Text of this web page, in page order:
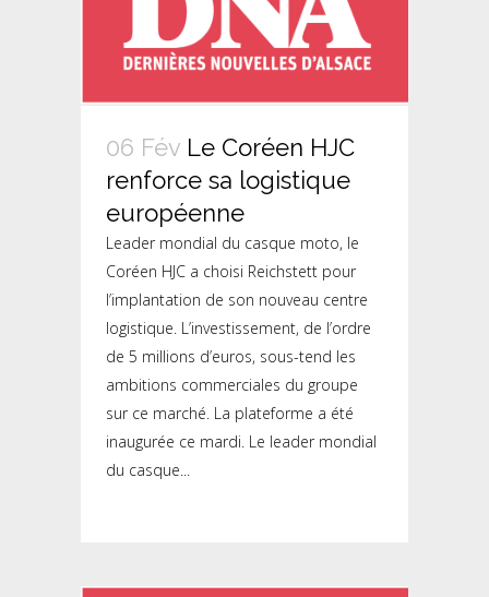
06 Fév Le Coréen HJC
renforce sa logistique
européenne
Leader mondial du casque moto, le
Coréen HJC a choisi Reichstett pour
l’implantation de son nouveau centre
logistique. L’investissement, de l’ordre
de 5 millions d’euros, sous-tend les
ambitions commerciales du groupe
sur ce marché. La plateforme a été
inaugurée ce mardi. Le leader mondial
du casque...